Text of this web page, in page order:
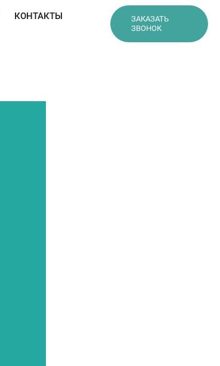
КОНТАКТЫ
ЗАКАЗАТЬ
ЗВОНОК